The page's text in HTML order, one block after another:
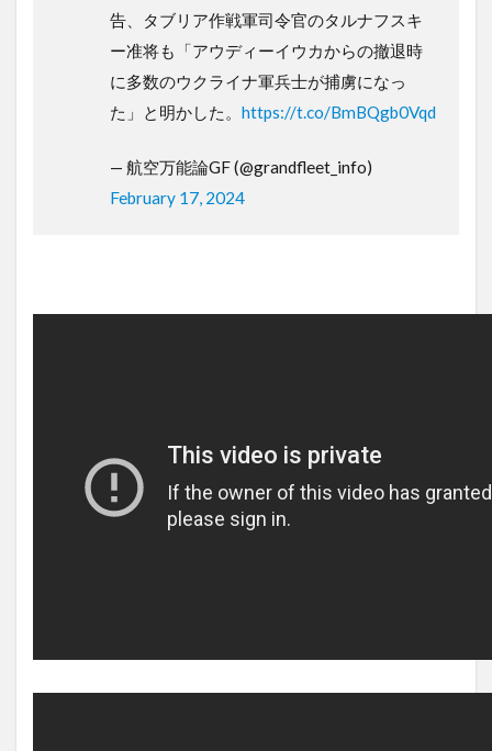
告、タブリア作戦軍司令官のタルナフスキ
ー准将も「アウディーイウカからの撤退時
に多数のウクライナ軍兵士が捕虜になっ
た」と明かした。 https://t.co/BmBQgb0Vqd
— 航空万能論GF (@grandfleet_info)
February 17, 2024